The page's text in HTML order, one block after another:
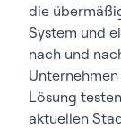
die
System und
nach und
Lösung
aktuellen